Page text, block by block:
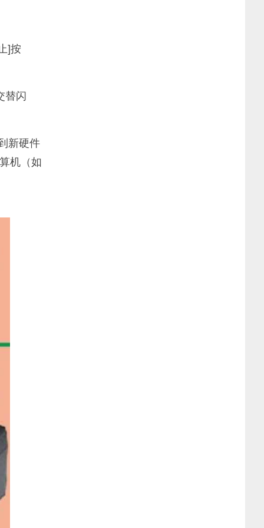
]按
替闪
新硬件
机（如